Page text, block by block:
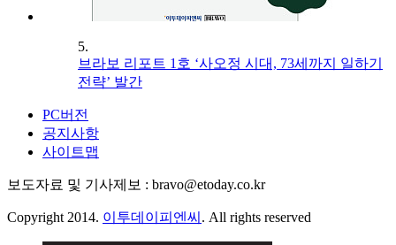
5.
브라보 리포트 1호 ‘사오정 시대, 73세까지 일하기
전략’ 발간
PC버전
공지사항
사이트맵
보도자료 및 기사제보 : bravo@etoday.co.kr
Copyright 2014. 이투데이피엔씨 . All rights reserved